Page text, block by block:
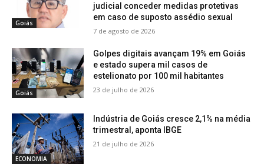
Goiás
judicial conceder medidas protetivas
em caso de suposto assédio sexual
7 de agosto de 2026
Goiás
Golpes digitais avançam 19% em Goiás
e estado supera mil casos de
estelionato por 100 mil habitantes
23 de julho de 2026
ECONOMIA
Indústria de Goiás cresce 2,1% na média
trimestral, aponta IBGE
21 de julho de 2026